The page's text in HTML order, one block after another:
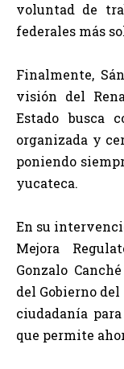
voluntad de
federales más
Finalmente,
visión del
Estado busca
organizada y
poniendo
yucateca.
En su
Mejora
Gonzalo
del Gobierno
ciudadanía
que permite